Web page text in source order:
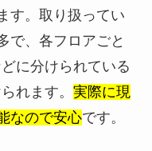
す。取り扱ってい
で、各フロアごと
に分けられている
れます。 実際に現
なので安心です。